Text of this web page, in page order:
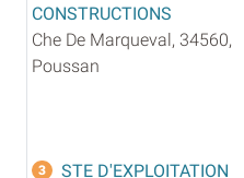
CONSTRUCTIONS
Che De Marqueval, 34560,
Poussan
3
STE D'EXPLOITATION